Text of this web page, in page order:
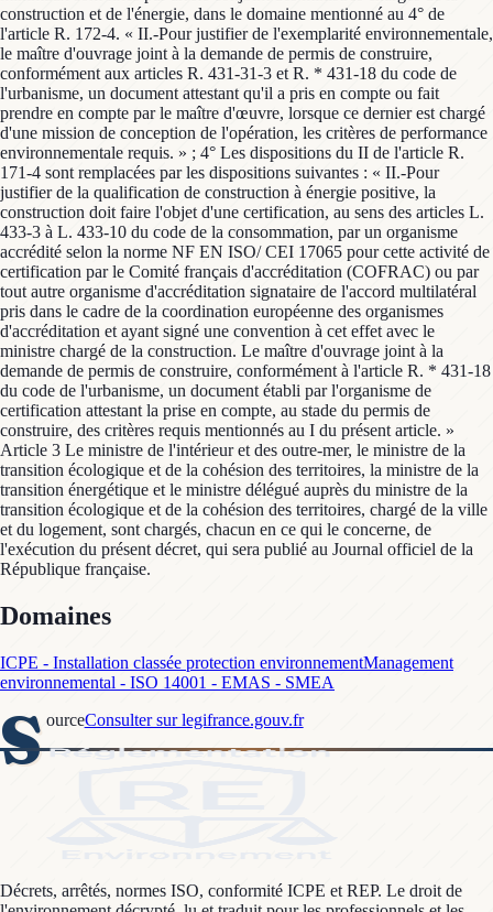
construction et de l'énergie, dans le domaine mentionné au 4° de
l'article R. 172-4. « II.-Pour justifier de l'exemplarité environnementale,
le maître d'ouvrage joint à la demande de permis de construire,
conformément aux articles R. 431-31-3 et R. * 431-18 du code de
l'urbanisme, un document attestant qu'il a pris en compte ou fait
prendre en compte par le maître d'œuvre, lorsque ce dernier est chargé
d'une mission de conception de l'opération, les critères de performance
environnementale requis. » ; 4° Les dispositions du II de l'article R.
171-4 sont remplacées par les dispositions suivantes : « II.-Pour
justifier de la qualification de construction à énergie positive, la
construction doit faire l'objet d'une certification, au sens des articles L.
433-3 à L. 433-10 du code de la consommation, par un organisme
accrédité selon la norme NF EN ISO/ CEI 17065 pour cette activité de
certification par le Comité français d'accréditation (COFRAC) ou par
tout autre organisme d'accréditation signataire de l'accord multilatéral
pris dans le cadre de la coordination européenne des organismes
d'accréditation et ayant signé une convention à cet effet avec le
ministre chargé de la construction. Le maître d'ouvrage joint à la
demande de permis de construire, conformément à l'article R. * 431-18
du code de l'urbanisme, un document établi par l'organisme de
certification attestant la prise en compte, au stade du permis de
construire, des critères requis mentionnés au I du présent article. »
Article 3 Le ministre de l'intérieur et des outre-mer, le ministre de la
transition écologique et de la cohésion des territoires, la ministre de la
transition énergétique et le ministre délégué auprès du ministre de la
transition écologique et de la cohésion des territoires, chargé de la ville
et du logement, sont chargés, chacun en ce qui le concerne, de
l'exécution du présent décret, qui sera publié au Journal officiel de la
République française.
Domaines
ICPE - Installation classée protection environnementManagement
environnemental - ISO 14001 - EMAS - SMEA
S ourceConsulter sur legifrance.gouv.fr
Décrets, arrêtés, normes ISO, conformité ICPE et REP. Le droit de